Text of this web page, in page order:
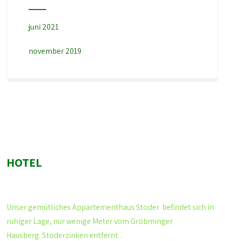
juni 2021
november 2019
HOTEL
Unser gemütlichesAppartementhaus Stoder befindet sich in
ruhiger Lage, nur wenige Meter vom Gröbminger
HausbergStoderzinkenentfernt .